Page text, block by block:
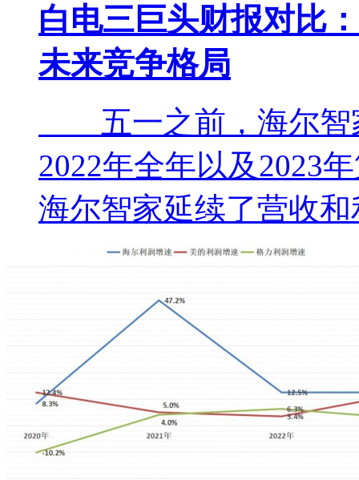
白电三巨头财报对比
未来竞争格局
五一之前，海尔智
2022年全年以及2023
海尔智家延续了营收